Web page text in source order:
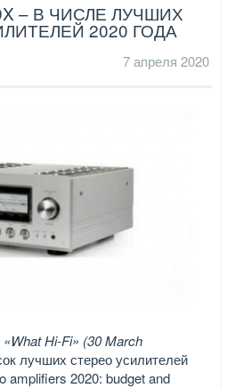
– В ЧИСЛЕ ЛУЧШИХ
2020 ГОДА
7 апреля 2020
«What Hi-Fi» (30 March
лучших стерео усилителей
amplifiers 2020: budget and